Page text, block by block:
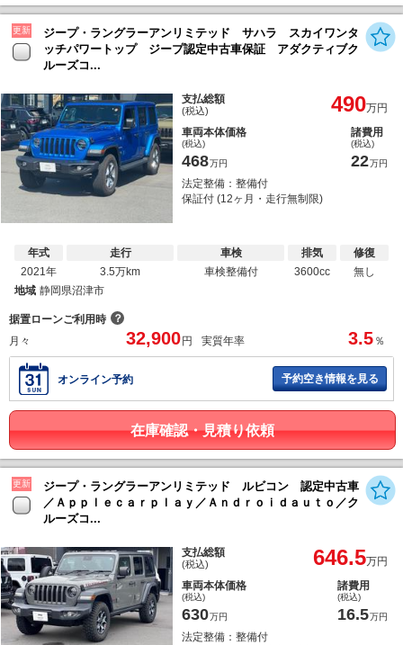
更新
ジープ・ラングラーアンリミテッド サハラ スカイワンタ
ッチパワートップ ジープ認定中古車保証 アダクティブク
ルーズコ...
支払総額
(税込) 490万円
車両本体価格
(税込)
468万円
諸費用
(税込)
22万円
法定整備：整備付
保証付 (12ヶ月・走行無制限)
年式
2021年
走行
3.5万km
車検
車検整備付
排気
3600cc
修復
無し
地域 静岡県沼津市
据置ローンご利用時 ？
月々
32,900 円 実質年率 3.5 ％
オンライン予約 予約空き情報を見る
在庫確認・見積り依頼
更新
ジープ・ラングラーアンリミテッド ルビコン 認定中古車
／Ａｐｐｌｅｃａｒｐｌａｙ／Ａｎｄｒｏｉｄａｕｔｏ／ク
ルーズコ...
支払総額
(税込) 646.5万円
車両本体価格
(税込)
630万円
諸費用
(税込)
16.5万円
法定整備：整備付